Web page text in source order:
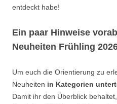
entdeckt habe!
Ein paar Hinweise
Neuheiten Frühling
Um euch die Orientierung zu
Neuheiten in Kategorien
Damit ihr den Überblick